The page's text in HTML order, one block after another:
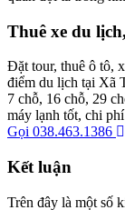
Thuê xe du
Đặt tour, thuê ô tô,
điểm du lịch tại Xã
7 chỗ, 16 chỗ, 29
máy lạnh tốt, chi
Gọi 038.463.1386
Kết luận
Trên đây là một số